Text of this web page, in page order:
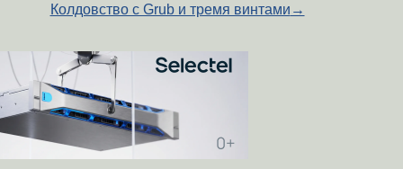
Колдовство с Grub и тремя винтами →